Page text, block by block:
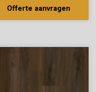
Offerte aanvragen